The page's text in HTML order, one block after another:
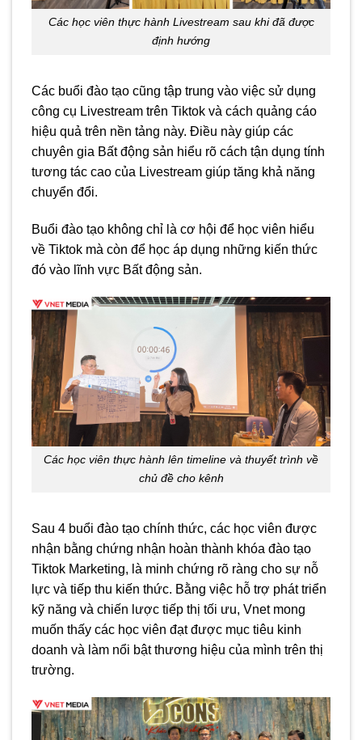
Các học viên thực hành Livestream sau khi đã được
định hướng
Các buổi đào tạo cũng tập trung vào việc sử dụng
công cụ Livestream trên Tiktok và cách quảng cáo
hiệu quả trên nền tảng này. Điều này giúp các
chuyên gia Bất động sản hiểu rõ cách tận dụng tính
tương tác cao của Livestream giúp tăng khả năng
chuyển đổi.
Buổi đào tạo không chỉ là cơ hội để học viên hiểu
về Tiktok mà còn để học áp dụng những kiến thức
đó vào lĩnh vực Bất động sản.
Các học viên thực hành lên timeline và thuyết trình về
chủ đề cho kênh
Sau 4 buổi đào tạo chính thức, các học viên được
nhận bằng chứng nhận hoàn thành khóa đào tạo
Tiktok Marketing, là minh chứng rõ ràng cho sự nỗ
lực và tiếp thu kiến thức. Bằng việc hỗ trợ phát triển
kỹ năng và chiến lược tiếp thị tối ưu, Vnet mong
muốn thấy các học viên đạt được mục tiêu kinh
doanh và làm nổi bật thương hiệu của mình trên thị
trường.